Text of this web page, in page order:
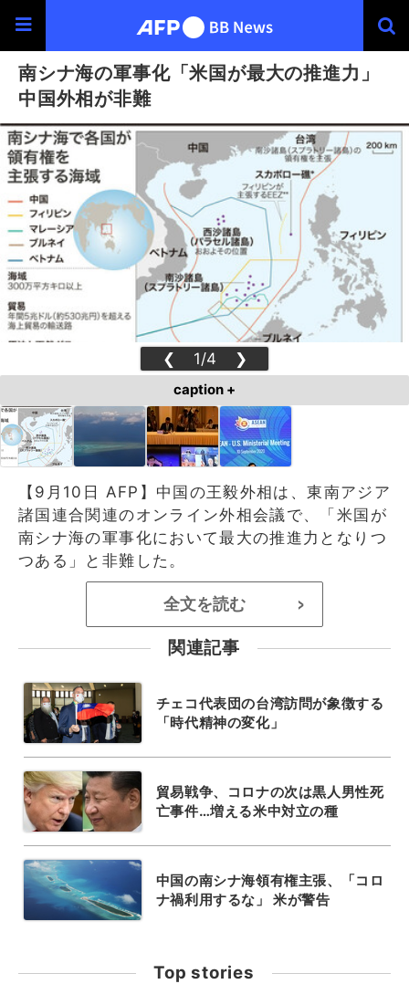
南シナ海の軍事化「米国が最大の推進力」
中国外相が非難
❮ 1/4 ❯
caption +
【9月10日 AFP】中国の王毅外相は、東南アジア
諸国連合関連のオンライン外相会議で、「米国が
南シナ海の軍事化において最大の推進力となりつ
つある」と非難した。
全文を読む >
関連記事
チェコ代表団の台湾訪問が象徴する
「時代精神の変化」
貿易戦争、コロナの次は黒人男性死
亡事件…増える米中対立の種
中国の南シナ海領有権主張、「コロ
ナ禍利用するな」 米が警告
Top stories